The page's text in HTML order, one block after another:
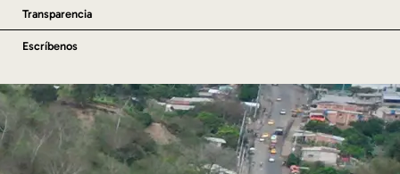
Transparencia
Escríbenos